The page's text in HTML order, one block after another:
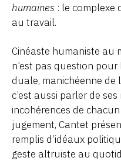
humaines : le complexe
au travail.
Cinéaste humaniste au
n’est pas question
duale, manichéenne de
c’est aussi parler de
incohérences de
jugement, Cantet
remplis d’idéaux
geste altruiste au